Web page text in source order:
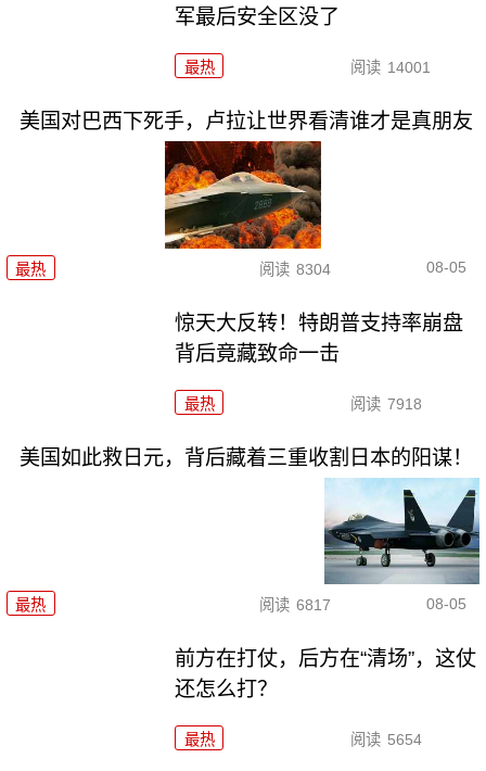
军最后安全区没了
最热 阅读 14001
美国对巴西下死手，卢拉让世界看清谁才是真朋友
最热 阅读 8304 08-05
惊天大反转！特朗普支持率崩盘
背后竟藏致命一击
最热 阅读 7918
美国如此救日元，背后藏着三重收割日本的阳谋！
最热 阅读 6817 08-05
前方在打仗，后方在“清场”，这仗
还怎么打？
最热 阅读 5654